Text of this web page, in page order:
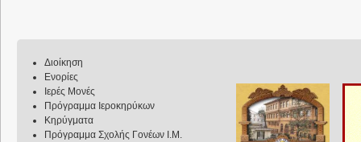
Διοίκηση
Ενορίες
Ιερές Μονές
Πρόγραμμα Ιεροκηρύκων
Κηρύγματα
Πρόγραμμα Σχολής Γονέων Ι.Μ.